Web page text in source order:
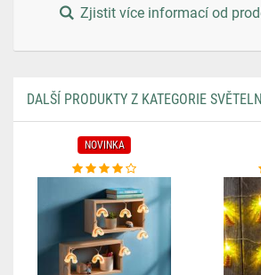
Zjistit více informací od
DALŠÍ PRODUKTY Z KATEGORIE
NOVINKA